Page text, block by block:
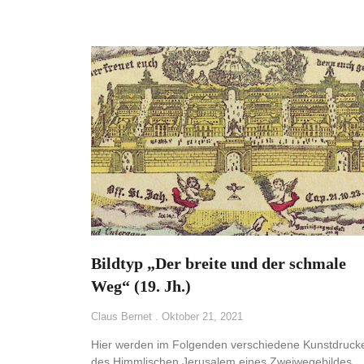
Bildtyp „Der breite und der schmale
Weg“ (19. Jh.)
Claus Bernet Oktober 21, 2021
Hier werden im Folgenden verschiedene
des Himmlischen Jerusalem eines Zweiwegebildes